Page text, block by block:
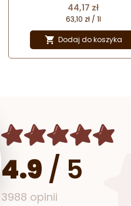
Cena
44,17 zł
63,10 zł / 1l
 Dodaj do koszyka
4.9 / 5
3988 opinii